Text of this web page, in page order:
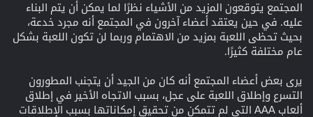
المجتمع يتوقعون المزيد من الأشياء نظرًا لما يمكن أن يتم البناء
عليه. في حين يعتقد أعضاء آخرون في المجتمع أنه مجرد خدعة،
بحيث تحظى اللعبة بمزيد من الاهتمام وربما لن تكون اللعبة بشكل
عام مختلفة كثيرًا.
يرى بعض أعضاء المجتمع أنه كان من الجيد أن يتجنب المطورون
التسرع وإطلاق اللعبة على عجل، بسبب الاتجاه الأخير في إطلاق
ألعاب AAA التي لم تتمكن من تحقيق إمكاناتها بسبب الإطلاقات